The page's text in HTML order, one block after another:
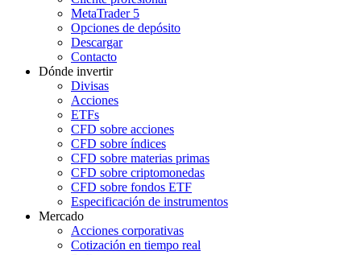
MetaTrader 5
Opciones de depósito
Descargar
Contacto
Dónde invertir
Divisas
Acciones
ETFs
CFD sobre acciones
CFD sobre índices
CFD sobre materias primas
CFD sobre criptomonedas
CFD sobre fondos ETF
Especificación de instrumentos
Mercado
Acciones corporativas
Cotización en tiempo real